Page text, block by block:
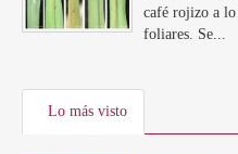
café rojizo a lo
foliares. Se...
Lo más visto